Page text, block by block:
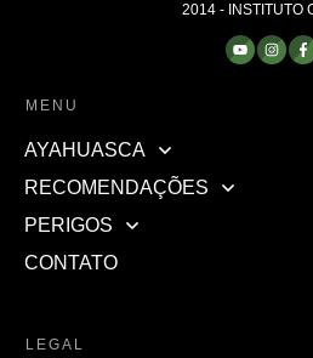
2014 - INSTITUTO
MENU
AYAHUASCA
RECOMENDAÇÕES
PERIGOS
CONTATO
LEGAL